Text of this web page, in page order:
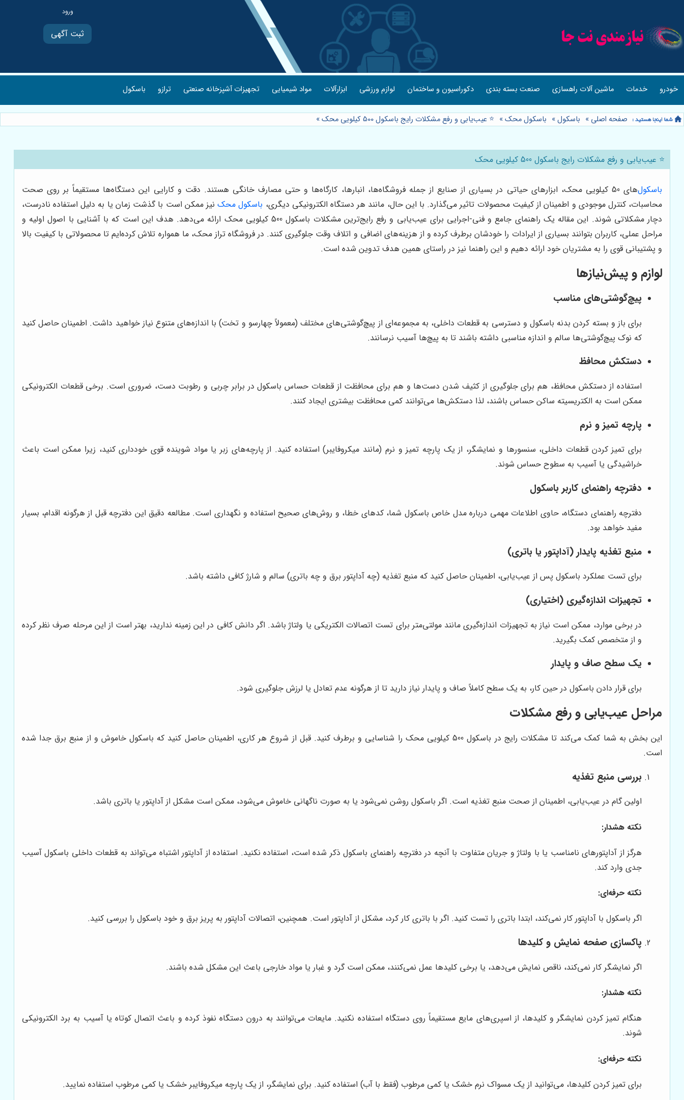
ثبت آگهی
خودرو خدمات ماشین آلات راهسازی صنعت بسته بندی دکوراسیون و ساختمان لوازم ورزشی ابزارآلات مواد شیمیایی تجهیزات آشپزخانه صنعتی ترازو باسکول
صفحه اصلی » باسکول» باسکول محک» ⭐️ عیب‌یابی و رفع مشکلات رایج باسکول 500 کیلویی محک »
⭐️ عیب‌یابی و رفع مشکلات رایج باسکول 500 کیلویی محک
باسکول
‌های 50 کیلویی محک، ابزارهای حیاتی در بسیاری از صنایع از جمله فروشگاه‌ها، انبارها، کارگاه‌ها و حتی مصارف خانگی هستند. دقت و کارایی این دستگاه‌ها مستقیماً بر روی صحت
محاسبات، کنترل موجودی و اطمینان از کیفیت محصولات تاثیر می‌گذارد. با این حال، مانند هر دستگاه الکترونیکی دیگری، باسکول محکنیز ممکن است با گذشت زمان یا به دلیل استفاده نادرست،
دچار مشکلاتی شوند. این مقاله یک راهنمای جامع و فنی-اجرایی برای عیب‌یابی و رفع رایج‌ترین مشکلات باسکول 500 کیلویی محک ارائه می‌دهد. هدف این است که با آشنایی با اصول اولیه و
مراحل عملی، کاربران بتوانند بسیاری از ایرادات را خودشان برطرف کرده و از هزینه‌های اضافی و اتلاف وقت جلوگیری کنند. در فروشگاه تراز محک، ما همواره تلاش کرده‌ایم تا محصولاتی با کیفیت بالا
و پشتیبانی قوی را به مشتریان خود ارائه دهیم و این راهنما نیز در راستای همین هدف تدوین شده است.
لوازم و پیش‌نیازها
پیچ‌گوشتی‌های مناسب
برای باز و بسته کردن بدنه باسکول و دسترسی به قطعات داخلی، به مجموعه‌ای از پیچ‌گوشتی‌های مختلف (معمولاً چهارسو و تخت) با اندازه‌های متنوع نیاز خواهید داشت. اطمینان حاصل کنید
که نوک پیچ‌گوشتی‌ها سالم و اندازه مناسبی داشته باشند تا به پیچ‌ها آسیب نرسانند.
دستکش محافظ
استفاده از دستکش محافظ، هم برای جلوگیری از کثیف شدن دست‌ها و هم برای محافظت از قطعات حساس باسکول در برابر چربی و رطوبت دست، ضروری است. برخی قطعات الکترونیکی
ممکن است به الکتریسیته ساکن حساس باشند، لذا دستکش‌ها می‌توانند کمی محافظت بیشتری ایجاد کنند.
پارچه تمیز و نرم
برای تمیز کردن قطعات داخلی، سنسورها و نمایشگر، از یک پارچه تمیز و نرم (مانند میکروفایبر) استفاده کنید. از پارچه‌های زبر یا مواد شوینده قوی خودداری کنید، زیرا ممکن است باعث
خراشیدگی یا آسیب به سطوح حساس شوند.
دفترچه راهنمای کاربر باسکول
دفترچه راهنمای دستگاه، حاوی اطلاعات مهمی درباره مدل خاص باسکول شما، کدهای خطا، و روش‌های صحیح استفاده و نگهداری است. مطالعه دقیق این دفترچه قبل از هرگونه اقدام، بسیار
مفید خواهد بود.
منبع تغذیه پایدار (آداپتور یا باتری)
برای تست عملکرد باسکول پس از عیب‌یابی، اطمینان حاصل کنید که منبع تغذیه (چه آداپتور برق و چه باتری) سالم و شارژ کافی داشته باشد.
تجهیزات اندازه‌گیری (اختیاری)
در برخی موارد، ممکن است نیاز به تجهیزات اندازه‌گیری مانند مولتی‌متر برای تست اتصالات الکتریکی یا ولتاژ باشد. اگر دانش کافی در این زمینه ندارید، بهتر است از این مرحله صرف نظر کرده
و از متخصص کمک بگیرید.
یک سطح صاف و پایدار
برای قرار دادن باسکول در حین کار، به یک سطح کاملاً صاف و پایدار نیاز دارید تا از هرگونه عدم تعادل یا لرزش جلوگیری شود.
مراحل عیب‌یابی و رفع مشکلات
این بخش به شما کمک می‌کند تا مشکلات رایج در باسکول 500 کیلویی محک را شناسایی و برطرف کنید. قبل از شروع هر کاری، اطمینان حاصل کنید که باسکول خاموش و از منبع برق جدا شده
است.
بررسی منبع تغذیه
اولین گام در عیب‌یابی، اطمینان از صحت منبع تغذیه است. اگر باسکول روشن نمی‌شود یا به صورت ناگهانی خاموش می‌شود، ممکن است مشکل از آداپتور یا باتری باشد.
نکته هشدار:
هرگز از آداپتورهای نامناسب یا با ولتاژ و جریان متفاوت با آنچه در دفترچه راهنمای باسکول ذکر شده است، استفاده نکنید. استفاده از آداپتور اشتباه می‌تواند به قطعات داخلی باسکول آسیب
جدی وارد کند.
نکته حرفه‌ای:
اگر باسکول با آداپتور کار نمی‌کند، ابتدا باتری را تست کنید. اگر با باتری کار کرد، مشکل از آداپتور است. همچنین، اتصالات آداپتور به پریز برق و خود باسکول را بررسی کنید.
پاکسازی صفحه نمایش و کلیدها
اگر نمایشگر کار نمی‌کند، ناقص نمایش می‌دهد، یا برخی کلیدها عمل نمی‌کنند، ممکن است گرد و غبار یا مواد خارجی باعث این مشکل شده باشند.
نکته هشدار:
هنگام تمیز کردن نمایشگر و کلیدها، از اسپری‌های مایع مستقیماً روی دستگاه استفاده نکنید. مایعات می‌توانند به درون دستگاه نفوذ کرده و باعث اتصال کوتاه یا آسیب به برد الکترونیکی
شوند.
نکته حرفه‌ای:
برای تمیز کردن کلیدها، می‌توانید از یک مسواک نرم خشک یا کمی مرطوب (فقط با آب) استفاده کنید. برای نمایشگر، از یک پارچه میکروفایبر خشک یا کمی مرطوب استفاده نمایید.